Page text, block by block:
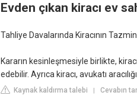
Evden çıkan kiracı ev
Tahliye Davalarında Kiracının
Kararın kesinleşmesiyle birlikte,
edebilir. Ayrıca kiracı, avukatı
Kaynak kaldırma talebi | Cevabın